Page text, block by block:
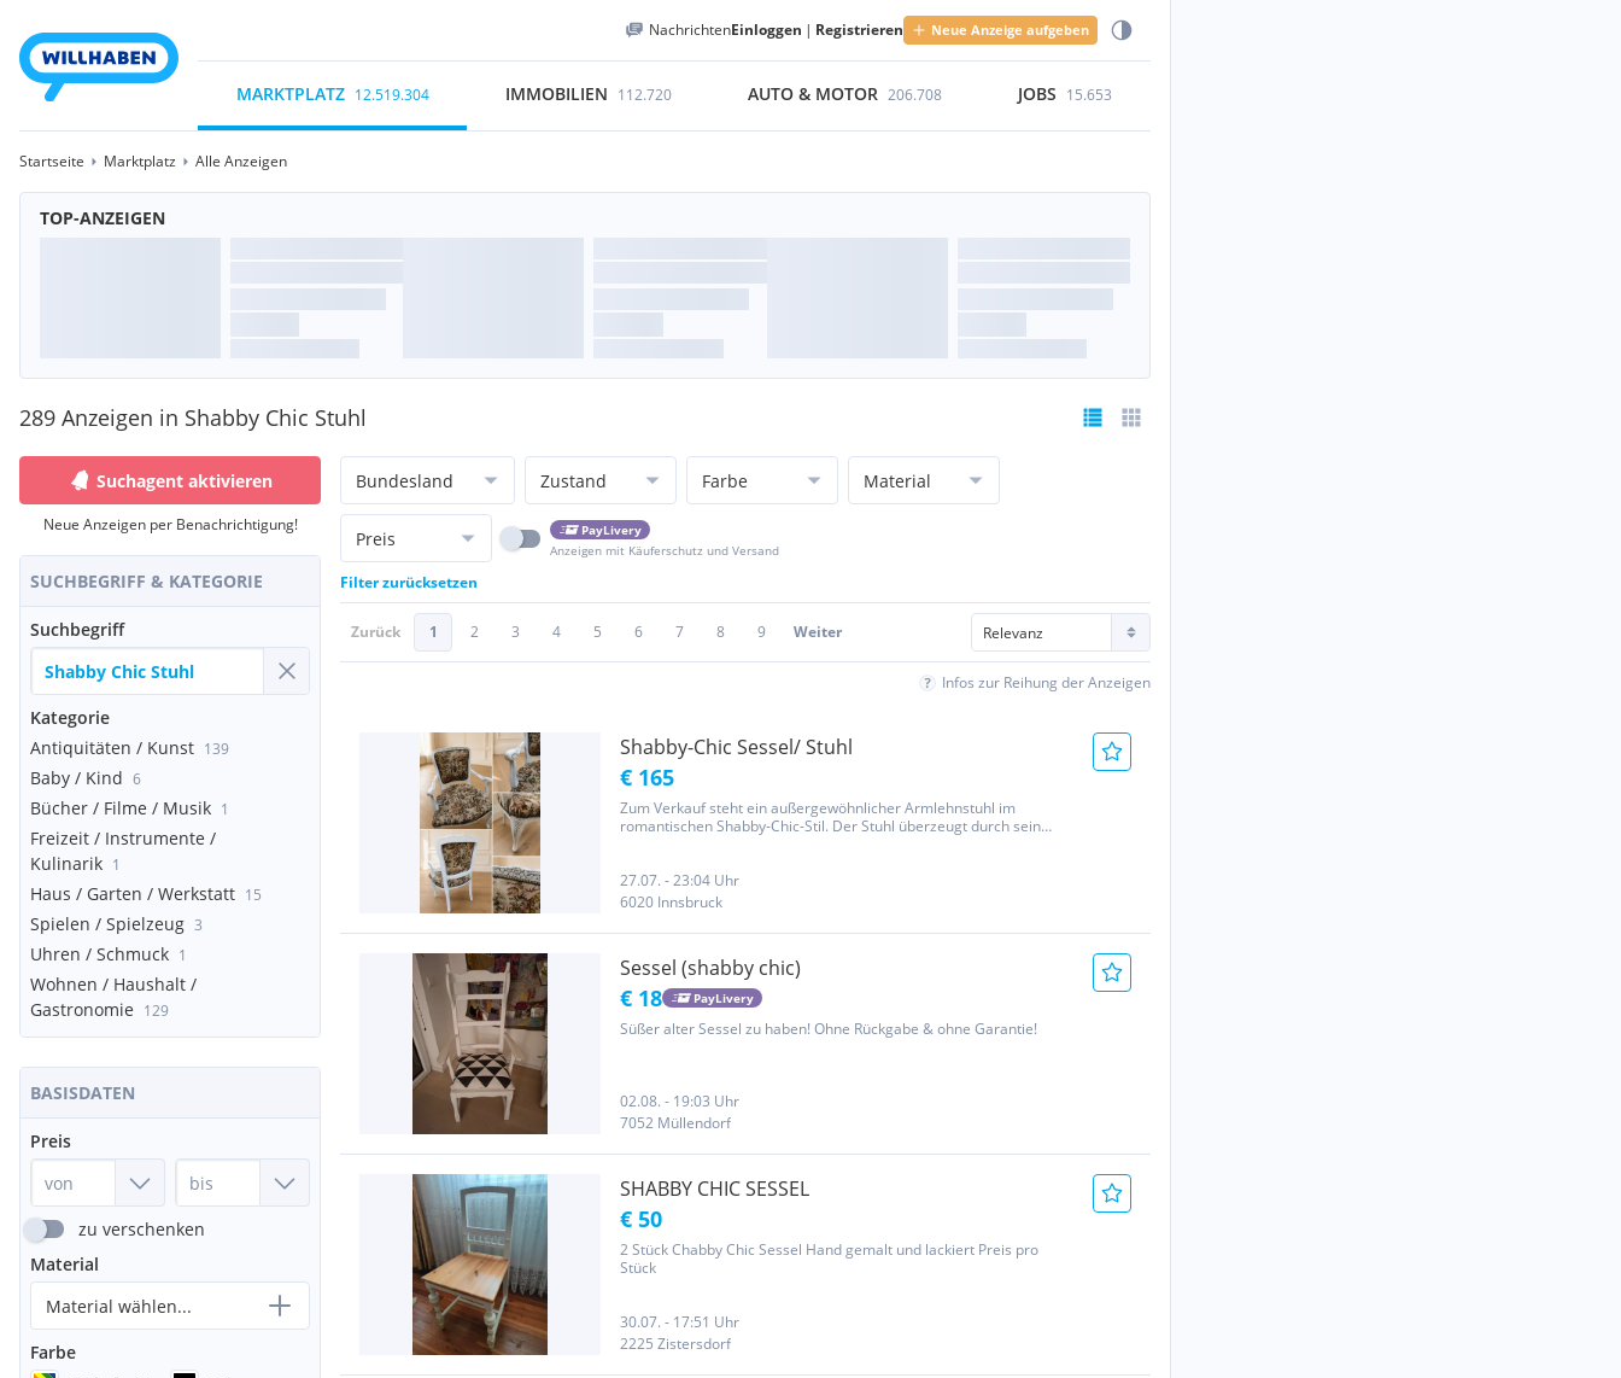
NachrichtenEinloggen | Registrieren Neue Anzeige aufgeben
MARKTPLATZ 12.519.304 IMMOBILIEN 112.720 AUTO & MOTOR 206.708 JOBS 15.653
Startseite Marktplatz Alle Anzeigen
TOP-ANZEIGEN
289 Anzeigen in Shabby Chic Stuhl
Suchagent aktivieren
Neue Anzeigen per Benachrichtigung!
SUCHBEGRIFF & KATEGORIE
Suchbegriff
Kategorie
Antiquitäten / Kunst 139
Baby / Kind 6
Bücher / Filme / Musik 1
Freizeit / Instrumente /
Kulinarik 1
Haus / Garten / Werkstatt 15
Spielen / Spielzeug 3
Uhren / Schmuck 1
Wohnen / Haushalt /
Gastronomie 129
BASISDATEN
Preis
zu verschenken
Material
Material wählen...
Farbe
Bundesland Zustand Farbe Material
Preis
PayLivery
Anzeigen mit Käuferschutz und Versand
Filter zurücksetzen
Zurück 1 2 3 4 5 6 7 8 9 Weiter
Infos zur Reihung der Anzeigen
Shabby-Chic Sessel/ Stuhl
€ 165
Zum Verkauf steht ein außergewöhnlicher Armlehnstuhl im
romantischen Shabby-Chic-Stil. Der Stuhl überzeugt durch sein
Polsternägel. Der...
27.07. - 23:04 Uhr
6020 Innsbruck
Sessel (shabby chic)
€ 18 PayLivery
Süßer alter Sessel zu haben! Ohne Rückgabe & ohne Garantie!
02.08. - 19:03 Uhr
7052 Müllendorf
SHABBY CHIC SESSEL
€ 50
2 Stück Chabby Chic Sessel Hand gemalt und lackiert Preis pro
Stück
30.07. - 17:51 Uhr
2225 Zistersdorf